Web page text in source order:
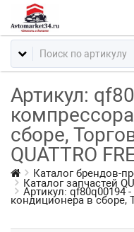
Артикул:
сборе,
QUATTRO
Каталог брендов-
Каталог запчастей
Артикул: qf80q00194
кондиционера в сборе,